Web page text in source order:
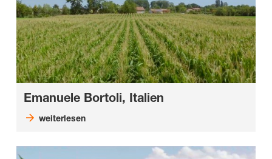
Emanuele Bortoli, Italien
weiterlesen